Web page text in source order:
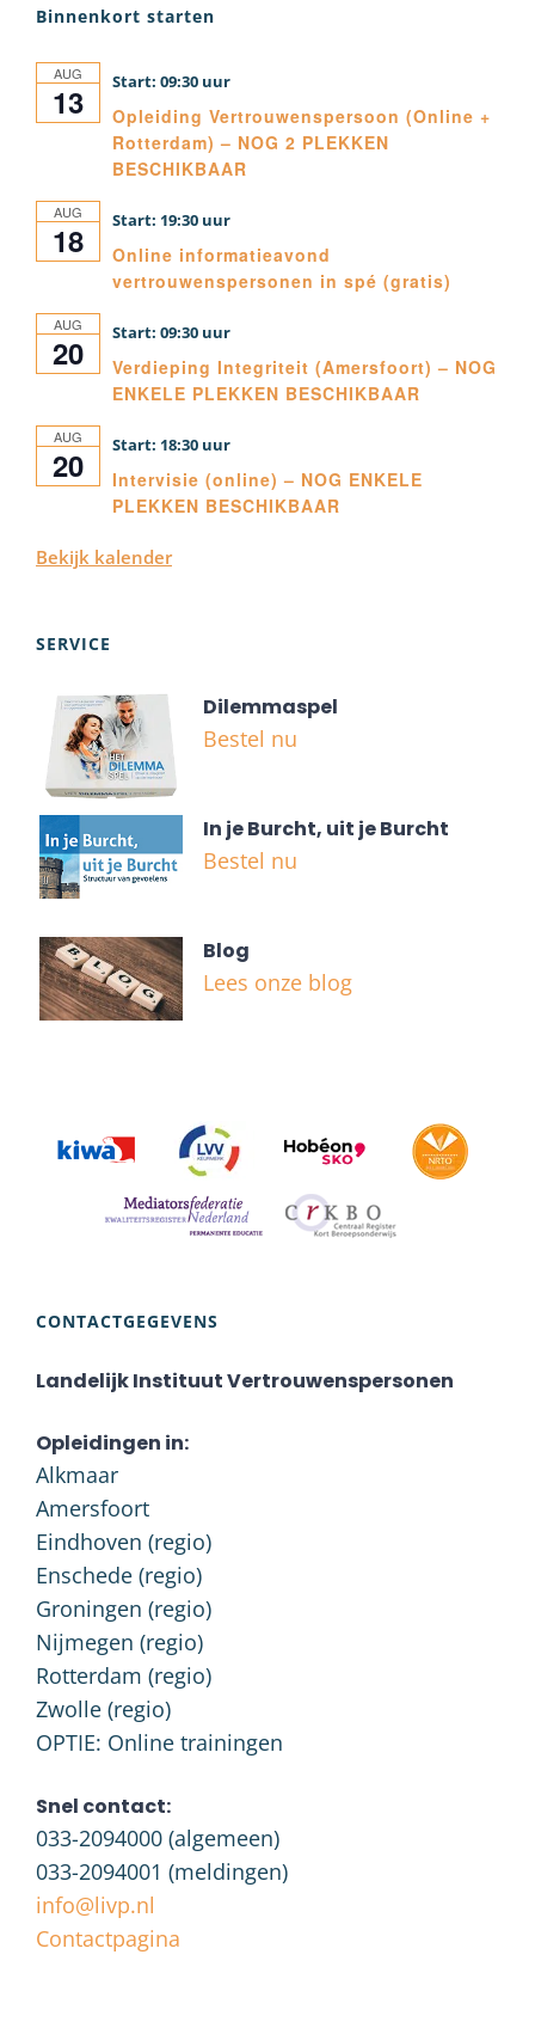
Binnenkort starten
AUG
13 09:30
Opleiding Vertrouwenspersoon (Online +
Rotterdam) – NOG 2 PLEKKEN
BESCHIKBAAR
AUG
18 19:30
Online informatieavond
vertrouwenspersonen in spé (gratis)
AUG
20 09:30
Verdieping Integriteit (Amersfoort) – NOG
ENKELE PLEKKEN BESCHIKBAAR
AUG
20 18:30
Intervisie (online) – NOG ENKELE
PLEKKEN BESCHIKBAAR
Bekijk kalender
SERVICE
Dilemmaspel
Bestel nu
In je Burcht, uit je Burcht
Bestel nu
Blog
Lees onze blog
CONTACTGEGEVENS
Landelijk Instituut Vertrouwenspersonen
Opleidingen in:
Alkmaar
Amersfoort
Eindhoven (regio)
Enschede (regio)
Groningen (regio)
Nijmegen (regio)
Rotterdam (regio)
Zwolle (regio)
OPTIE: Online trainingen
Snel contact:
033-2094000 (algemeen)
033-2094001 (meldingen)
info@livp.nl
Contactpagina